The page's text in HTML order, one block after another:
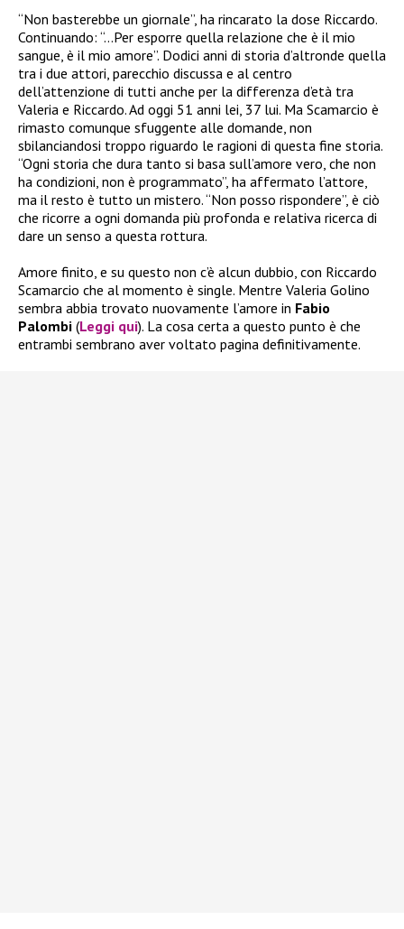
“Non basterebbe un giornale”, ha rincarato la dose Riccardo.
Continuando: “…Per esporre quella relazione che è il mio
sangue, è il mio amore”. Dodici anni di storia d’altronde quella
tra i due attori, parecchio discussa e al centro
dell’attenzione di tutti anche per la differenza d’età tra
Valeria e Riccardo. Ad oggi 51 anni lei, 37 lui. Ma Scamarcio è
rimasto comunque sfuggente alle domande, non
sbilanciandosi troppo riguardo le ragioni di questa fine storia.
“Ogni storia che dura tanto si basa sull’amore vero, che non
ha condizioni, non è programmato”, ha affermato l’attore,
ma il resto è tutto un mistero. “Non posso rispondere”, è ciò
che ricorre a ogni domanda più profonda e relativa ricerca di
dare un senso a questa rottura.
Amore finito, e su questo non c’è alcun dubbio, con Riccardo
Scamarcio che al momento è single. Mentre Valeria Golino
sembra abbia trovato nuovamente l’amore in Fabio
Palombi (Leggi qui). La cosa certa a questo punto è che
entrambi sembrano aver voltato pagina definitivamente.